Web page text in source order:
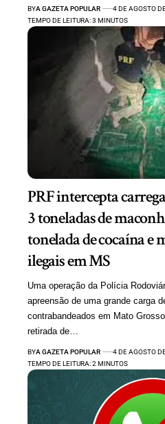
BYA GAZETA POPULAR
4 DE AGOSTO
TEMPO DE LEITURA: 3 MINUTOS
PRF intercepta
3 toneladas de
tonelada de cocaína e
ilegais em MS
Uma operação da Polícia
apreensão de uma grande carga
contrabandeados em Mato
retirada de…
BYA GAZETA POPULAR
4 DE AGOSTO
TEMPO DE LEITURA: 2 MINUTOS